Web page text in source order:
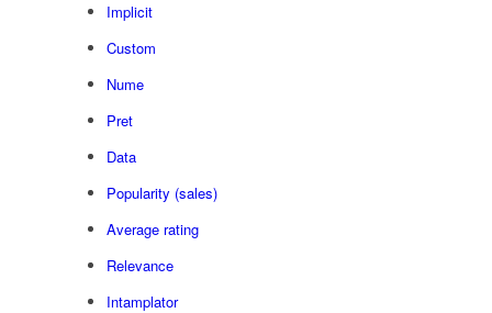
Implicit
Custom
Nume
Pret
Data
Popularity (sales)
Average rating
Relevance
Intamplator